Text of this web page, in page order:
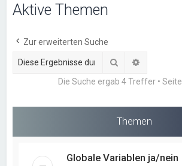
Aktive Themen
Zur erweiterten Suche
Suche
Die Suche ergab 4 Treffer • Seite
Themen
Globale Variablen ja/nein